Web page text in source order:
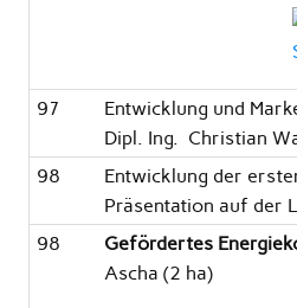
97 Entwicklung und
Dipl. Ing. Christian
98
Entwicklung der
Präsentation auf der
98
Gefördertes
Ascha (2 ha)